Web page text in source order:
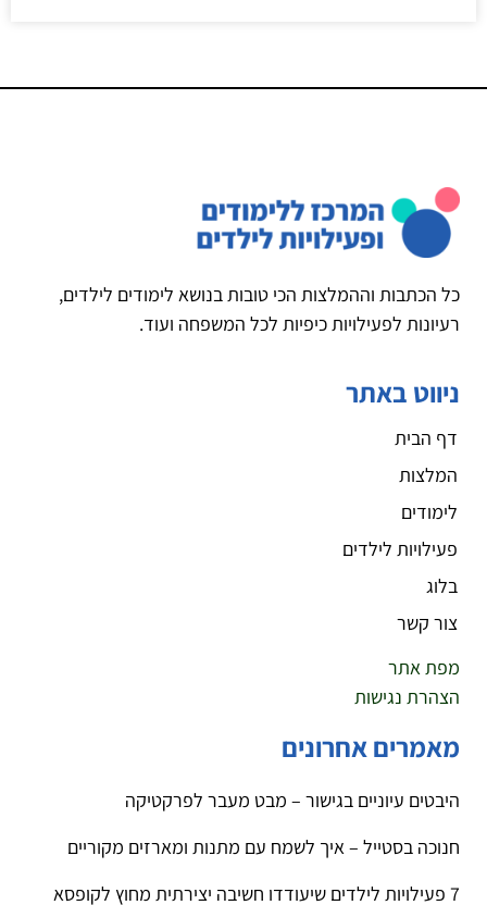
כל הכתבות וההמלצות הכי טובות בנושא לימודים לילדים,
רעיונות לפעילויות כיפיות לכל המשפחה ועוד.
ניווט באתר
דף הבית
המלצות
לימודים
פעילויות לילדים
בלוג
צור קשר
מפת אתר
הצהרת נגישות
מאמרים אחרונים
היבטים עיוניים בגישור – מבט מעבר לפרקטיקה
חנוכה בסטייל – איך לשמח עם מתנות ומארזים מקוריים
7 פעילויות לילדים שיעודדו חשיבה יצירתית מחוץ לקופסא